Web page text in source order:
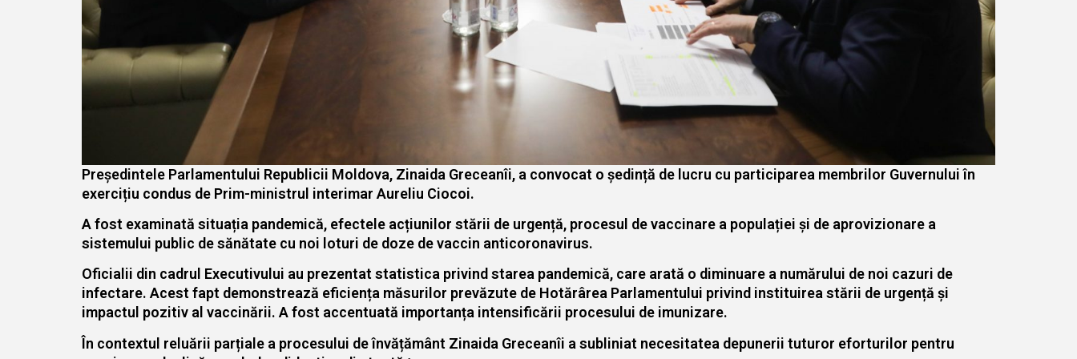
Președintele Parlamentului Republicii Moldova, Zinaida Greceanîi, a convocat o ședință de lucru cu participarea membrilor Guvernului în
exercițiu condus de Prim-ministrul interimar Aureliu Ciocoi.
A fost examinată situația pandemică, efectele acțiunilor stării de urgență, procesul de vaccinare a populației și de aprovizionare a
sistemului public de sănătate cu noi loturi de doze de vaccin anticoronavirus.
Oficialii din cadrul Executivului au prezentat statistica privind starea pandemică, care arată o diminuare a numărului de noi cazuri de
infectare. Acest fapt demonstrează eficiența măsurilor prevăzute de Hotărârea Parlamentului privind instituirea stării de urgență și
impactul pozitiv al vaccinării. A fost accentuată importanța intensificării procesului de imunizare.
În contextul reluării parțiale a procesului de învățământ Zinaida Greceanîi a subliniat necesitatea depunerii tuturor eforturilor pentru